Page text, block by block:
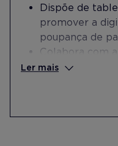
Dispõe de
promover a
poupança de
Colabora com
Associação
Ler mais